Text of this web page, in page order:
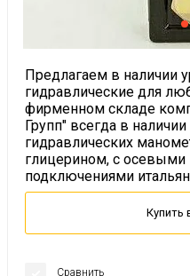
Предлагаем в наличии
гидравлические для
фирменном складе
Групп" всегда в
гидравлических
глицерином, с
подключениями
Купить
Сравнить